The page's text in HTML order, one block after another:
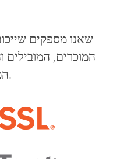
המוכרים,
המקוונות.